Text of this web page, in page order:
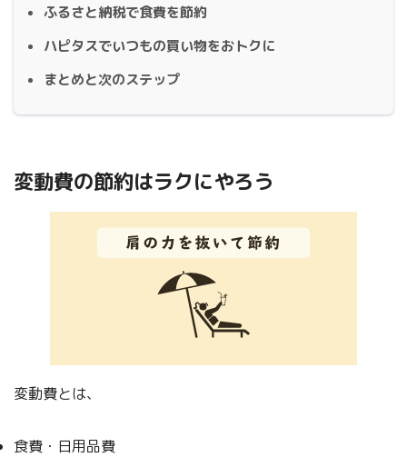
ふるさと納税で食費を節約
ハピタスでいつもの買い物をおトクに
まとめと次のステップ
変動費の節約はラクにやろう
変動費とは、
食費・日用品費